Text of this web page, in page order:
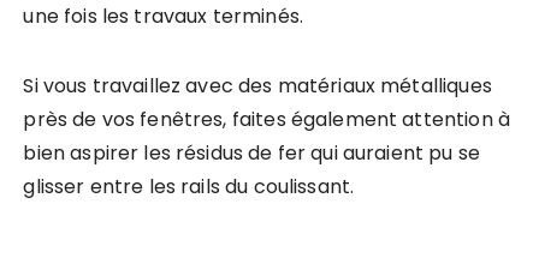
une fois les travaux terminés.
Si vous travaillez avec des matériaux métalliques
près de vos fenêtres, faites également attention à
bien aspirer les résidus de fer qui auraient pu se
glisser entre les rails du coulissant.